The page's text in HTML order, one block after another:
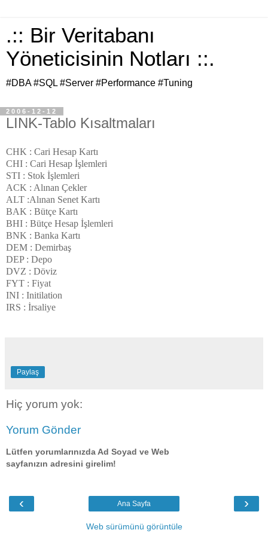
.:: Bir Veritabanı
Yöneticisinin Notları ::.
#DBA #SQL #Server #Performance #Tuning
2006-12-12
LINK-Tablo Kısaltmaları
CHK : Cari Hesap Kartı
CHI : Cari Hesap İşlemleri
STI : Stok İşlemleri
ACK : Alınan Çekler
ALT :Alınan Senet Kartı
BAK : Bütçe Kartı
BHI : Bütçe Hesap İşlemleri
BNK : Banka Kartı
DEM : Demirbaş
DEP : Depo
DVZ : Döviz
FYT : Fiyat
INI : Initilation
IRS : İrsaliye
Paylaş
Hiç yorum yok:
Yorum Gönder
Lütfen yorumlarınızda Ad Soyad ve Web
sayfanızın adresini girelim!
‹ ›
Ana Sayfa
Web sürümünü görüntüle